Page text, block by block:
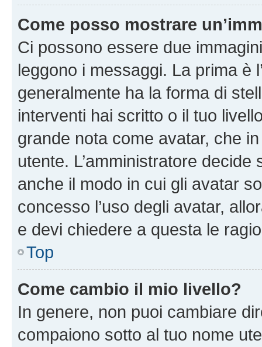
Come posso mostrare
Ci possono essere due
leggono i messaggi. La prima è
generalmente ha la forma di
interventi hai scritto o il tuo
grande nota come avatar, che
utente. L’amministratore
anche il modo in cui gli avatar
concesso l’uso degli avatar,
e devi chiedere a questa le
Top
Come cambio il mio livello?
In genere, non puoi cambiare
compaiono sotto al tuo nome